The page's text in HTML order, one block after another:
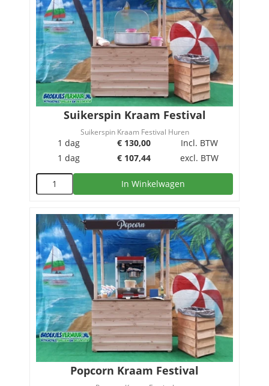
Suikerspin Kraam Festival
Suikerspin Kraam Festival Huren
1 dag € 130,00
Incl. BTW
1 dag
€ 107,44 excl. BTW
In Winkelwagen
Popcorn Kraam Festival